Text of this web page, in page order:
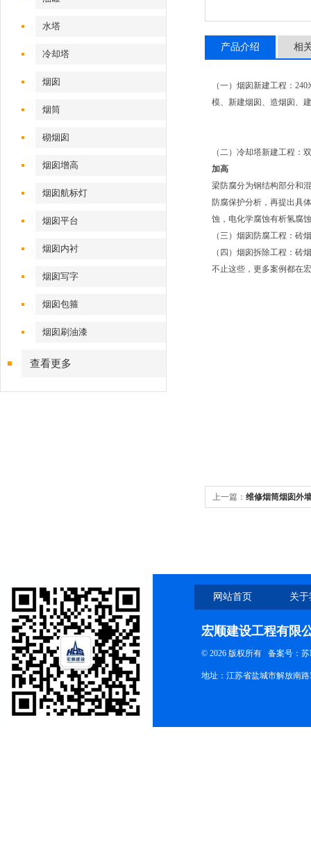
水塔
冷却塔
烟囱
烟筒
砌烟囱
烟囱增高
烟囱航标灯
烟囱平台
烟囱内衬
烟囱写字
烟囱包箍
烟囱刷油漆
查看更多
产品介绍 相
（一）烟囱新建工程：
模、新建烟囱、造烟囱、
（二）冷却塔新建工程：
加高
梁防腐分为钢结构部分和
防腐保护分析，再提出具
蚀，电化学腐蚀有析氢腐
（三）烟囱防腐工程：砖
（四）烟囱拆除工程：砖
不止这些，更多案例都在
上一篇： 维修烟筒烟囱外
网站首页 关
宏顺建设工程有限
© 2026 版权所有 备案号：苏
地址：江苏省盐城市解放南